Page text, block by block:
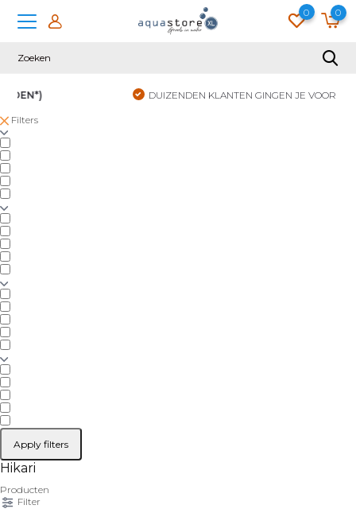
0 0
DUIZENDEN KLANTEN GINGEN JE VOOR
Filters
Apply filters
Hikari
Producten
Filter